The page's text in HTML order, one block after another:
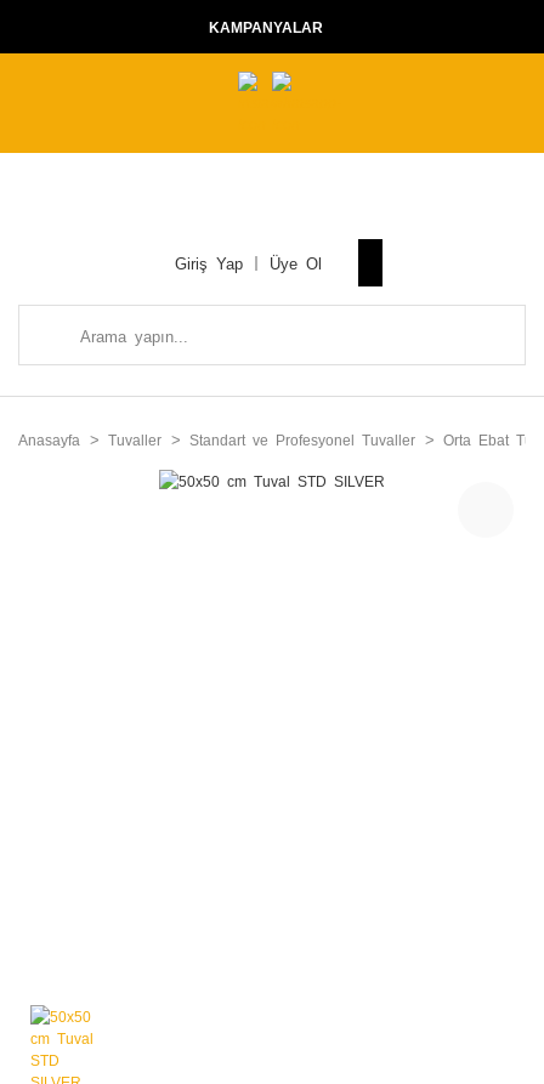
KAMPANYALAR
Giriş Yap Üye Ol
Anasayfa Tuvaller Standart ve Profesyonel Tuvaller Orta Ebat